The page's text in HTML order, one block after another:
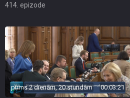
414. epizode
pirms 2 dienām, 20 stundām 00:03:21